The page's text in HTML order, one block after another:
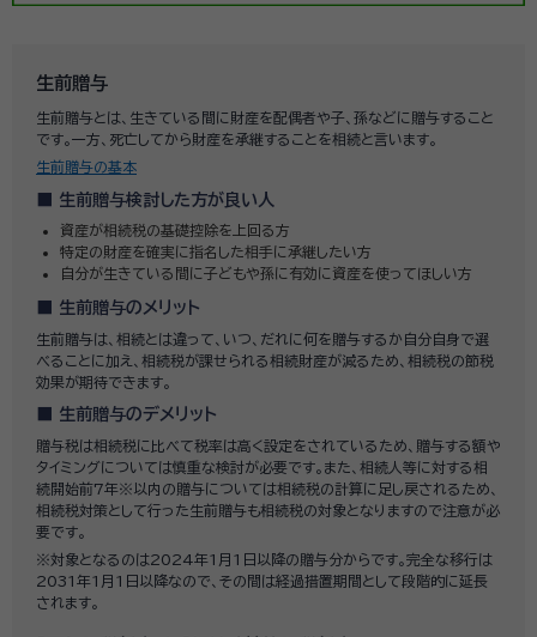
生前贈与
生前贈与とは、生きている間に財産を配偶者や子、孫などに贈与すること
です。一方、死亡してから財産を承継することを相続と言います。
生前贈与の基本
生前贈与検討した方が良い人
資産が相続税の基礎控除を上回る方
特定の財産を確実に指名した相手に承継したい方
自分が生きている間に子どもや孫に有効に資産を使ってほしい方
生前贈与のメリット
生前贈与は、相続とは違って、いつ、だれに何を贈与するか自分自身で選
べることに加え、相続税が課せられる相続財産が減るため、相続税の節税
効果が期待できます。
生前贈与のデメリット
贈与税は相続税に比べて税率は高く設定をされているため、贈与する額や
タイミングについては慎重な検討が必要です。また、相続人等に対する相
続開始前7年※以内の贈与については相続税の計算に足し戻されるため、
相続税対策として行った生前贈与も相続税の対象となりますので注意が必
要です。
※対象となるのは2024年1月1日以降の贈与分からです。完全な移行は
2031年1月1日以降なので、その間は経過措置期間として段階的に延長
されます。